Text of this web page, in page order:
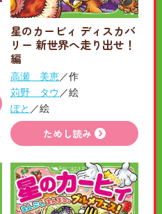
星のカービィ ディスカバ
リー 新世界へ走り出せ！
編
高瀬 美恵／作
苅野 タウ ／絵
ぽと ／絵
ためし読み